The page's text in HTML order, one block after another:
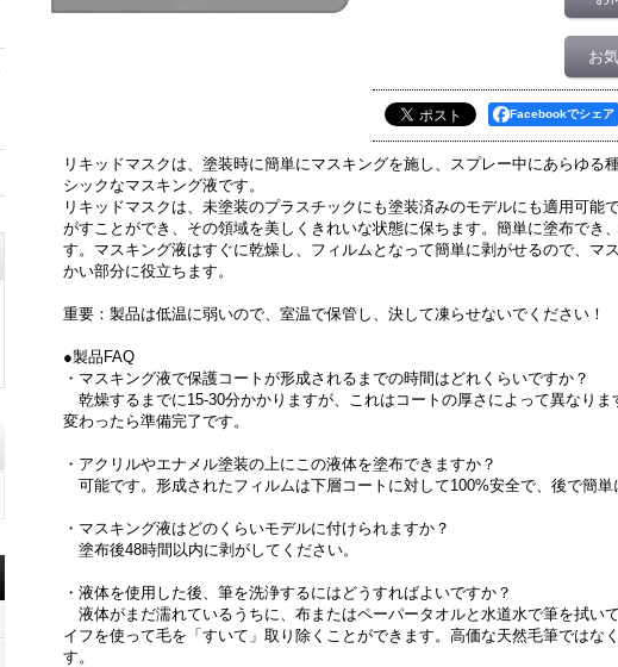
お
Facebookでシェア
リキッドマスクは、塗装時に簡単にマスキングを施し、スプレー中にあらゆる
シックなマスキング液です。
リキッドマスクは、未塗装のプラスチックにも塗装済みのモデルにも適用可能
がすことができ、その領域を美しくきれいな状態に保ちます。簡単に塗布でき
す。マスキング液はすぐに乾燥し、フィルムとなって簡単に剥がせるので、マ
かい部分に役立ちます。
重要：製品は低温に弱いので、室温で保管し、決して凍らせないでください！
●製品FAQ
・マスキング液で保護コートが形成されるまでの時間はどれくらいですか？
乾燥するまでに15-30分かかりますが、これはコートの厚さによって異なり
変わったら準備完了です。
・アクリルやエナメル塗装の上にこの液体を塗布できますか？
可能です。形成されたフィルムは下層コートに対して100%安全で、後で簡単
・マスキング液はどのくらいモデルに付けられますか？
塗布後48時間以内に剥がしてください。
・液体を使用した後、筆を洗浄するにはどうすればよいですか？
液体がまだ濡れているうちに、布またはペーパータオルと水道水で筆を拭い
イフを使って毛を「すいて」取り除くことができます。高価な天然毛筆ではな
す。